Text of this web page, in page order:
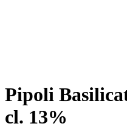
Pipoli
cl. 13%